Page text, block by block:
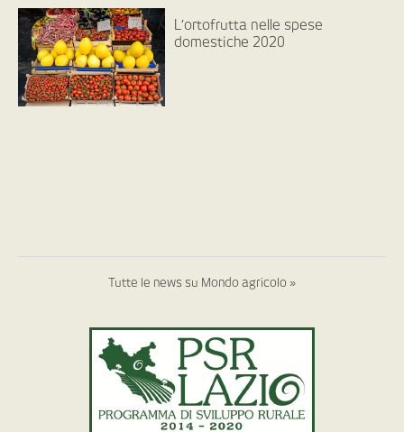
L’ortofrutta nelle spese
domestiche 2020
Tutte le news su Mondo agricolo »